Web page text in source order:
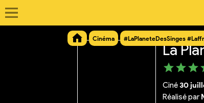
Cinéma #LaPlaneteDesSinges
La
Ciné30
Réalisé par